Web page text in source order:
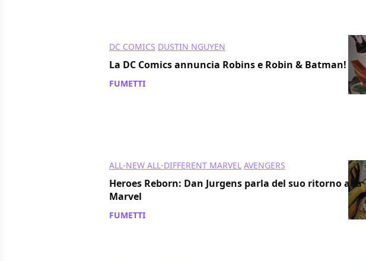
DC COMICS DUSTIN NGUYEN
La DC Comics annuncia Robins e Robin & Batman!
FUMETTI
ALL-NEW ALL-DIFFERENT MARVEL AVENGERS
Heroes Reborn: Dan Jurgens parla del suo ritorno alla
Marvel
FUMETTI